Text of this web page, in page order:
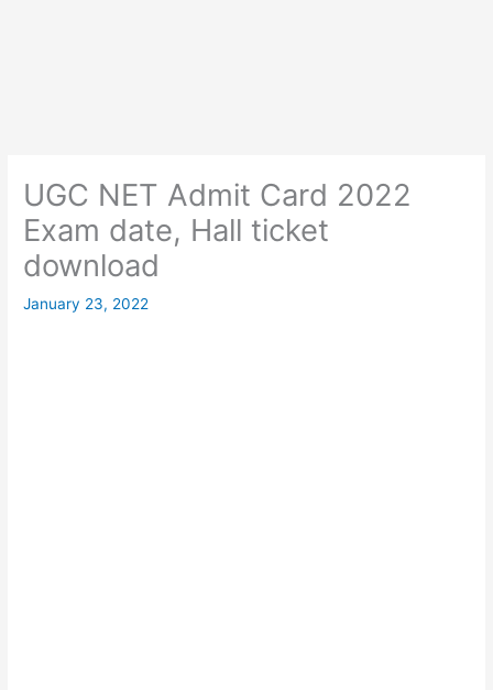
UGC NET Admit Card 2022
Exam date, Hall ticket
download
January 23, 2022